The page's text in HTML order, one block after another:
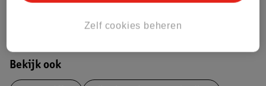
Bestel & Bezorginformatie
Bekijk ook
Zelf cookies beheren